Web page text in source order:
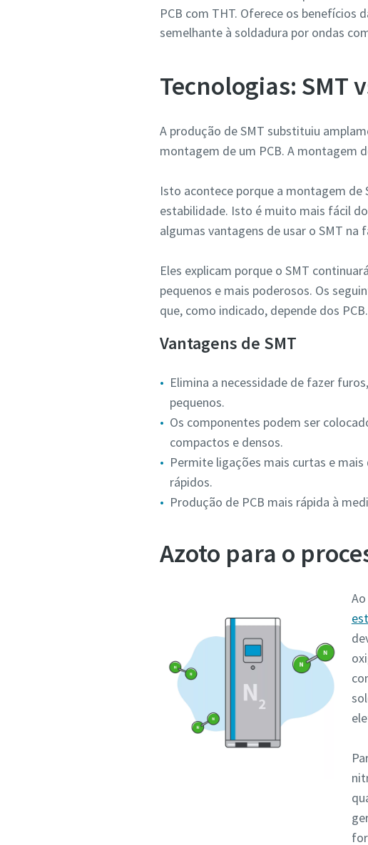
PCB com THT. Oferece os benefícios
semelhante à soldadura por ondas
Tecnologias: SMT
A produção de SMT substituiu
montagem de um PCB. A montagem
Isto acontece porque a montagem de
estabilidade. Isto é muito mais fácil
algumas vantagens de usar o SMT na
Eles explicam porque o SMT
pequenos e mais poderosos. Os
que, como indicado, depende dos PCB.
Vantagens de SMT
Elimina a necessidade de fazer
pequenos.
Os componentes podem ser
compactos e densos.
Permite ligações mais curtas e
rápidos.
Produção de PCB mais rápida à
Azoto para o